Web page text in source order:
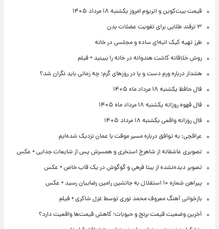
قیمت بیت‌کوین و اتریوم امروز یکشنبه ۱۸ مرداد ۱۴۰۵
۳ ترفند طلایی برای تقویت عضلات بدن
طرز تهیه کیک انبه‌ای ساده و مجلسی در خانه
روش خلاقانه کاشت هندوانه در خانه را ببینید + فیلم
هشدار درباره ورم دست و پا در روزهای گرم؛ چه زمانی باید نگران شد؟
فال حافظ یکشنبه ۱۸ مرداد ماه ۱۴۰۵
فال قهوه روزانه یکشنبه ۱۸ مرداد ماه ۱۴۰۵
فال روزانه واقعی یکشنبه ۱۸ مرداد ۱۴۰۵
عراقچی: به توافق درباره مسیر موقت با عمان نزدیک شده‌ایم
تصویری عاشقانه از شاهرخ استخری و همسرش پس از شایعات جدایی + عکس
تصویر دیده‌نشده از بیتا فرهی و گوگوش در یک قاب خاص + عکس
پیراهن شماره ۱۰ استقلال به جانشین رامین رضاییان رسید + عکس
بازخوانی آهنگ معروف محمد نوری توسط غزل شاکری + فیلم
آخرین وضعیت قیمت برنج و حبوبات؛ کاهش قیمت‌ها واقعیت دارد؟